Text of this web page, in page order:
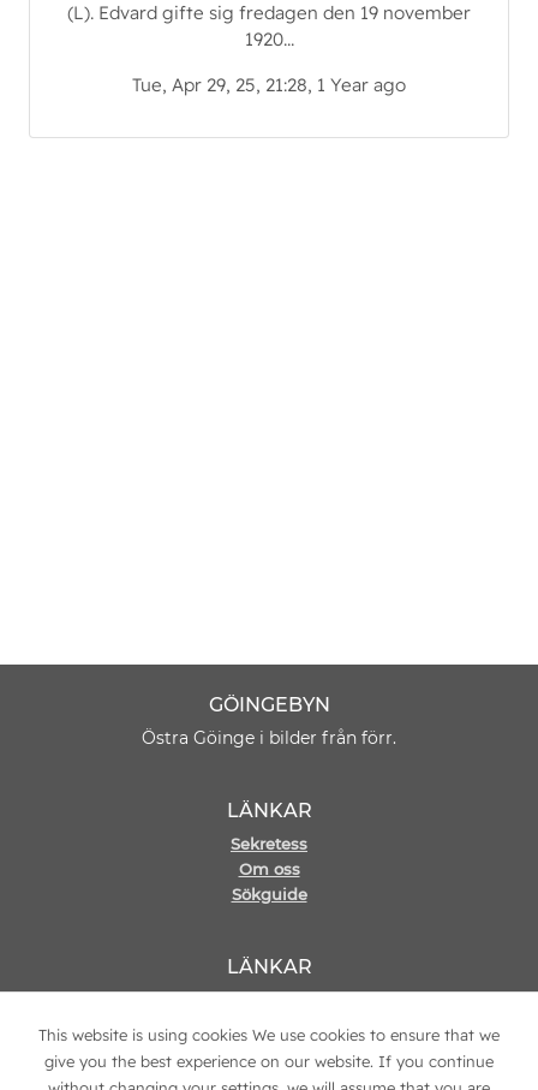
(L). Edvard gifte sig fredagen den 19 november
1920...
Tue, Apr 29, 25, 21:28, 1 Year ago
GÖINGEBYN
Östra Göinge i bilder från förr.
LÄNKAR
Sekretess
Om oss
Sökguide
LÄNKAR
Kontakt
This website is using cookies We use cookies to ensure that we
give you the best experience on our website. If you continue